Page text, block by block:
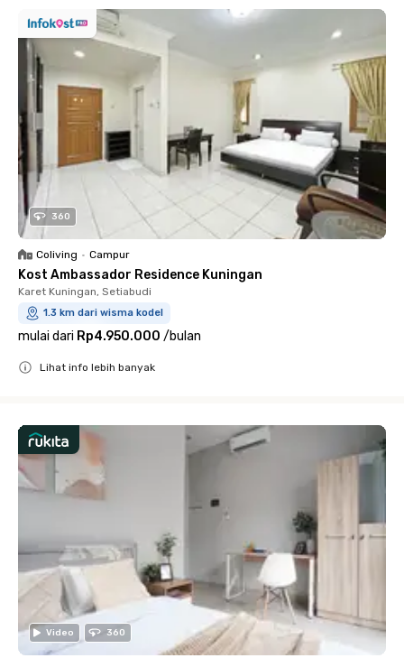
360
Coliving • Campur
Kost Ambassador Residence Kuningan
Karet Kuningan, Setiabudi
1.3 km dari wisma kodel
mulai dari Rp4.950.000 /bulan
Lihat info lebih banyak
Video 360